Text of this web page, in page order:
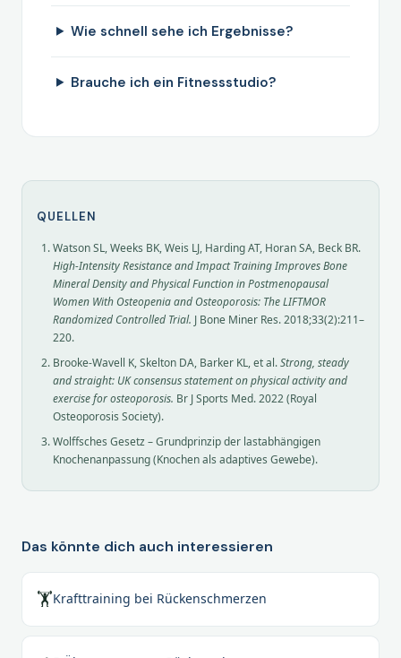
Wie schnell sehe ich Ergebnisse?
Brauche ich ein Fitnessstudio?
QUELLEN
Watson SL, Weeks BK, Weis LJ, Harding AT, Horan SA, Beck BR.
High-Intensity Resistance and Impact Training Improves Bone
Mineral Density and Physical Function in Postmenopausal
Women With Osteopenia and Osteoporosis: The LIFTMOR
Randomized Controlled Trial. J Bone Miner Res. 2018;33(2):211–
220.
Brooke-Wavell K, Skelton DA, Barker KL, et al.Strong, steady
and straight: UK consensus statement on physical activity and
exercise for osteoporosis. Br J Sports Med. 2022 (Royal
Osteoporosis Society).
Wolffsches Gesetz – Grundprinzip der lastabhängigen
Knochenanpassung (Knochen als adaptives Gewebe).
Das könnte dich auch interessieren
🏋️Krafttraining bei Rückenschmerzen